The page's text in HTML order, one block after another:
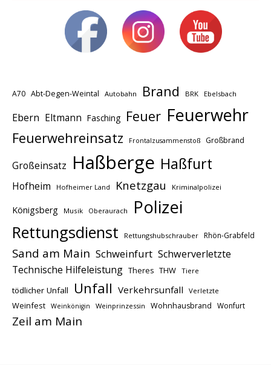
A70 Abt-Degen-Weintal Autobahn Brand BRK Ebelsbach
Ebern Eltmann Fasching Feuer Feuerwehr
Feuerwehreinsatz Frontalzusammenstoß Großbrand
Großeinsatz Haßberge Haßfurt
Hofheim Hofheimer Land Knetzgau Kriminalpolizei
Königsberg Musik Oberaurach Polizei
Rettungsdienst Rettungshubschrauber Rhön-Grabfeld
Sand am Main Schweinfurt Schwerverletzte
Technische Hilfeleistung Theres THW Tiere
tödlicher Unfall Unfall Verkehrsunfall Verletzte
Weinfest Weinkönigin Weinprinzessin Wohnhausbrand Wonfurt
Zeil am Main